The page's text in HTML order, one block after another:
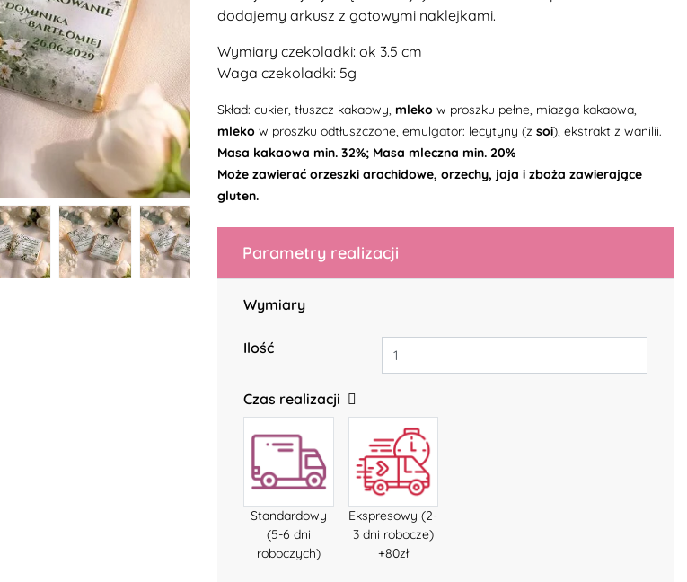
dodajemy arkusz z gotowymi naklejkami.
Wymiary czekoladki: ok 3.5 cm
Waga czekoladki: 5g
Skład: cukier, tłuszcz kakaowy,mleko w proszku pełne, miazga kakaowa,
mleko w proszku odtłuszczone, emulgator: lecytyny (zsoi), ekstrakt z wanilii.
Masa kakaowa min. 32%; Masa mleczna min. 20%
Może zawierać orzeszki arachidowe, orzechy, jaja i zboża zawierające
gluten.
Parametry realizacji
Wymiary
Ilość
Czas realizacji
Standardowy
(5-6 dni
roboczych)
Ekspresowy (2-
3 dni robocze)
+80zł